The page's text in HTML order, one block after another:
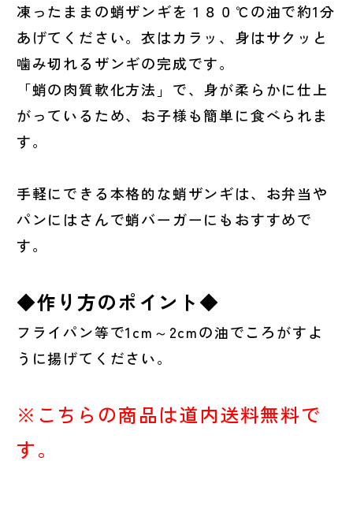
凍ったままの蛸ザンギを１８０℃の油で約1分
あげてください。衣はカラッ、身はサクッと
噛み切れるザンギの完成です。
「蛸の肉質軟化方法」で、身が柔らかに仕上
がっているため、お子様も簡単に食べられま
す。
手軽にできる本格的な蛸ザンギは、お弁当や
パンにはさんで蛸バーガーにもおすすめで
す。
◆作り方のポイント◆
フライパン等で1cm～2cmの油でころがすよ
うに揚げてください。
※こちらの商品は道内送料無料で
す。